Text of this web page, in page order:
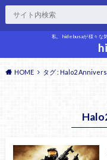
私、hidebusaが様々な
HOME タグ : Halo2